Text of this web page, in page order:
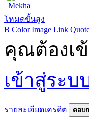
Mekha
โหมดขั้นสูง
B Color Image Link
คุณต้องเ
เข้าสู่ระบ
รายละเอียดเครดิต ตอบ